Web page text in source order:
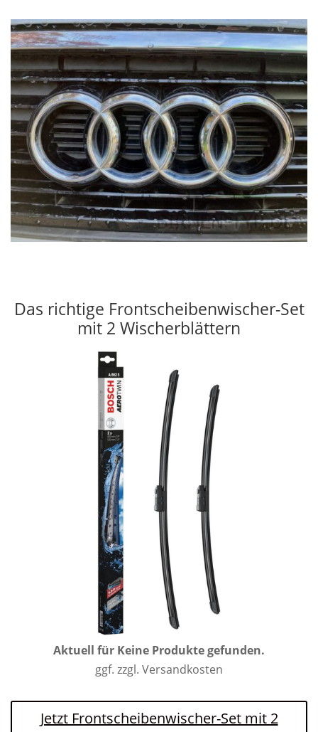
Das richtige Frontscheibenwischer-Set
mit 2 Wischerblättern
Aktuell für Keine Produkte gefunden.
ggf. zzgl. Versandkosten
Jetzt Frontscheibenwischer-Set mit 2